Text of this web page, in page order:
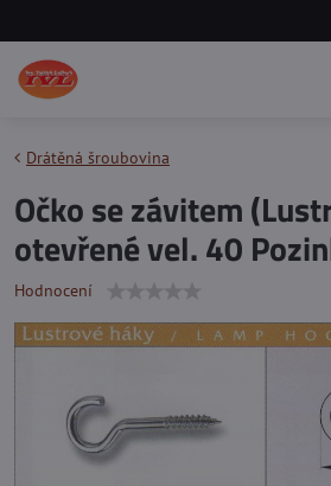
Drátěná šroubovina
Očko se závitem
otevřené vel. 40
Hodnocení